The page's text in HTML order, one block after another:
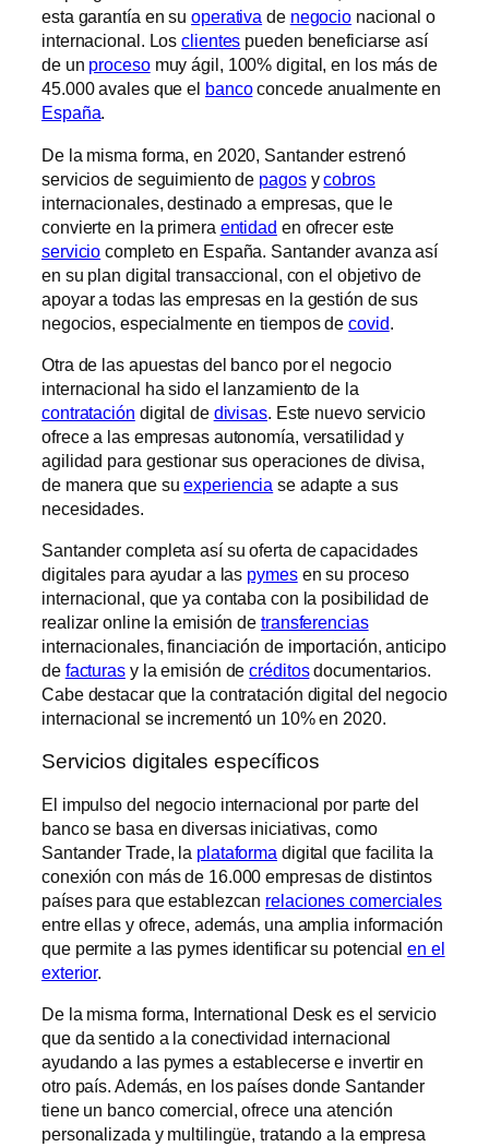
esta garantía en suoperativa de negocio nacional o
internacional. Losclientes pueden beneficiarse así
de un procesomuy ágil, 100% digital, en los más de
45.000 avales que el bancoconcede anualmente en
España.
De la misma forma, en 2020, Santander estrenó
servicios de seguimiento de pagosycobros
internacionales, destinado a empresas, que le
convierte en la primera entidad en ofrecer este
servicio completo en España. Santander avanza así
en su plan digital transaccional, con el objetivo de
apoyar a todas las empresas en la gestión de sus
negocios, especialmente en tiempos decovid.
Otra de las apuestas del banco por el negocio
internacional ha sido el lanzamiento de la
contratación digital de divisas. Este nuevo servicio
ofrece a las empresas autonomía, versatilidad y
agilidad para gestionar sus operaciones de divisa,
de manera que suexperiencia se adapte a sus
necesidades.
Santander completa así su oferta de capacidades
digitales para ayudar a las pymesen su proceso
internacional, que ya contaba con la posibilidad de
realizar online la emisión de transferencias
internacionales, financiación de importación, anticipo
de facturasy la emisión decréditosdocumentarios.
Cabe destacar que la contratación digital del negocio
internacional se incrementó un 10% en 2020.
Servicios digitales específicos
El impulso del negocio internacional por parte del
banco se basa en diversas iniciativas, como
Santander Trade, la plataforma digital que facilita la
conexión con más de 16.000 empresas de distintos
países para que establezcan relaciones comerciales
entre ellas y ofrece, además, una amplia información
que permite a las pymes identificar su potencialen el
exterior.
De la misma forma, International Desk es el servicio
que da sentido a la conectividad internacional
ayudando a las pymes a establecerse e invertir en
otro país. Además, en los países donde Santander
tiene un banco comercial, ofrece una atención
personalizada y multilingüe, tratando a la empresa